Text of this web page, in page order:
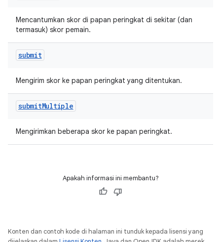
Mencantumkan skor di papan peringkat di sekitar (dan
termasuk) skor pemain.
submit
Mengirim skor ke papan peringkat yang ditentukan.
submitMultiple
Mengirimkan beberapa skor ke papan peringkat.
Apakah informasi ini membantu?
Konten dan contoh kode di halaman ini tunduk kepada lisensi yang